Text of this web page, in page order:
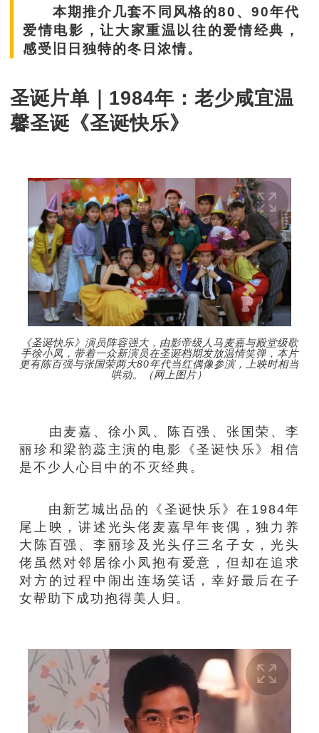
本期推介几套不同风格的80、90年代
爱情电影，让大家重温以往的爱情经典，
感受旧日独特的冬日浓情。
圣诞片单｜1984年：老少咸宜温
馨圣诞《圣诞快乐》
《圣诞快乐》演员阵容强大，由影帝级人马麦嘉与殿堂级歌
手徐小凤，带着一众新演员在圣诞档期发放温情笑弹，本片
更有陈百强与张国荣两大80年代当红偶像参演，上映时相当
哄动。（网上图片）
由麦嘉、徐小凤、陈百强、张国荣、李
丽珍和梁韵蕊主演的电影《圣诞快乐》相信
是不少人心目中的不灭经典。
由新艺城出品的《圣诞快乐》在1984年
尾上映，讲述光头佬麦嘉早年丧偶，独力养
大陈百强、李丽珍及光头仔三名子女，光头
佬虽然对邻居徐小凤抱有爱意，但却在追求
对方的过程中闹出连场笑话，幸好最后在子
女帮助下成功抱得美人归。